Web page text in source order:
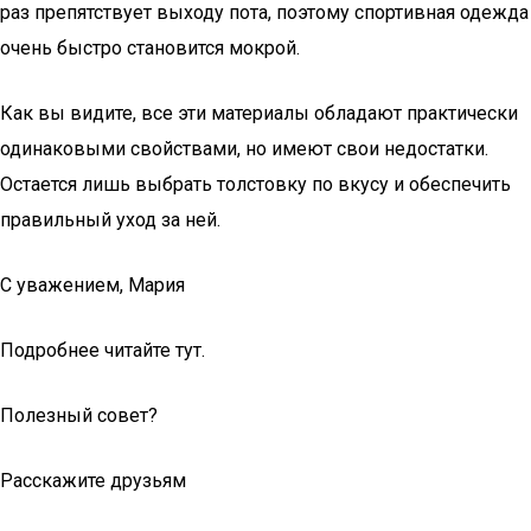
раз препятствует выходу пота, поэтому спортивная одежда
очень быстро становится мокрой.
Как вы видите, все эти материалы обладают практически
одинаковыми свойствами, но имеют свои недостатки.
Остается лишь выбрать толстовку по вкусу и обеспечить
правильный уход за ней.
С уважением, Мария
Подробнее читайте тут.
Полезный совет?
Расскажите друзьям